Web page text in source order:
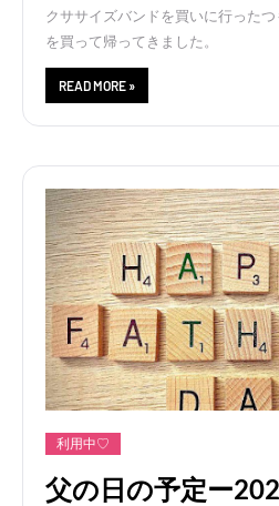
クササイズバンドを買いに行った
を買って帰ってきました。
READ MORE »
利用中♡
父の日の予定ー